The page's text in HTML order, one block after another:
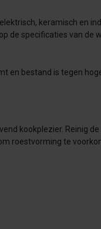
keramisch en
de specificaties van de
en bestand is tegen
kookplezier. Reinig
roestvorming te